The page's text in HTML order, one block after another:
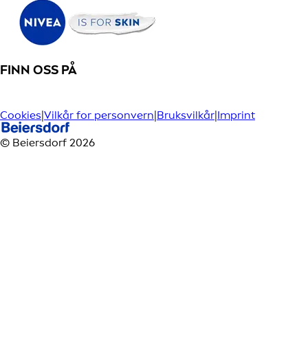
FINN OSS PÅ
Cookies|Vilkår for personvern|Bruksvilkår|Imprint
© Beiersdorf 2026